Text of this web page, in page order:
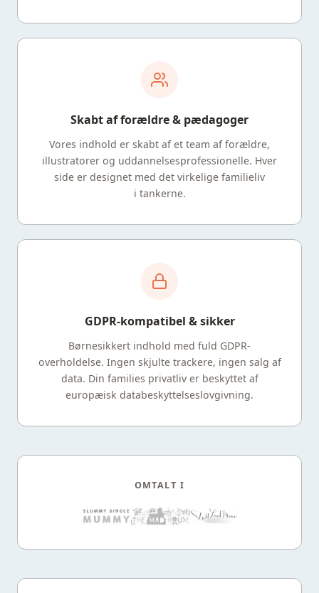
Skabt af forældre & pædagoger
Vores indhold er skabt af et team af forældre,
illustratorer og uddannelsesprofessionelle. Hver
side er designet med det virkelige familieliv
i tankerne.
GDPR-kompatibel & sikker
Børnesikkert indhold med fuld GDPR-
overholdelse. Ingen skjulte trackere, ingen salg af
data. Din families privatliv er beskyttet af
europæisk databeskyttelseslovgivning.
OMTALT I